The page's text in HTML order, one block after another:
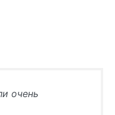
очень